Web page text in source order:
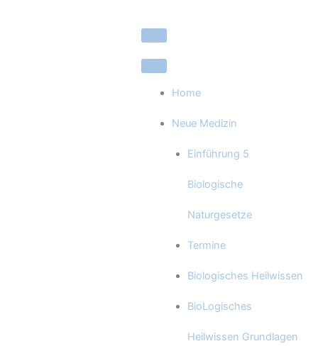
Home
Neue Medizin
Einführung 5
Biologische
Naturgesetze
Termine
Biologisches Heilwissen
BioLogisches
Heilwissen Grundlagen